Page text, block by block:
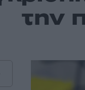
την